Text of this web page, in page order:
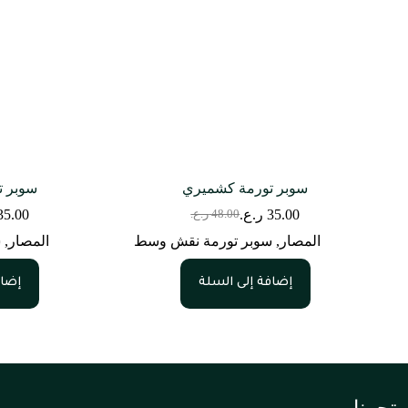
سوبر تورمة كشميري
48.00 ر.ع. السعر
الأصلي
هو:
48.00 ر.ع..
35.00 ر.ع.السعر
الحالي
هو:
35.00 ر.ع..
المصار , سوبر تورمة نقش وسط
إضافة إلى السلة
سوبر
المصار ,